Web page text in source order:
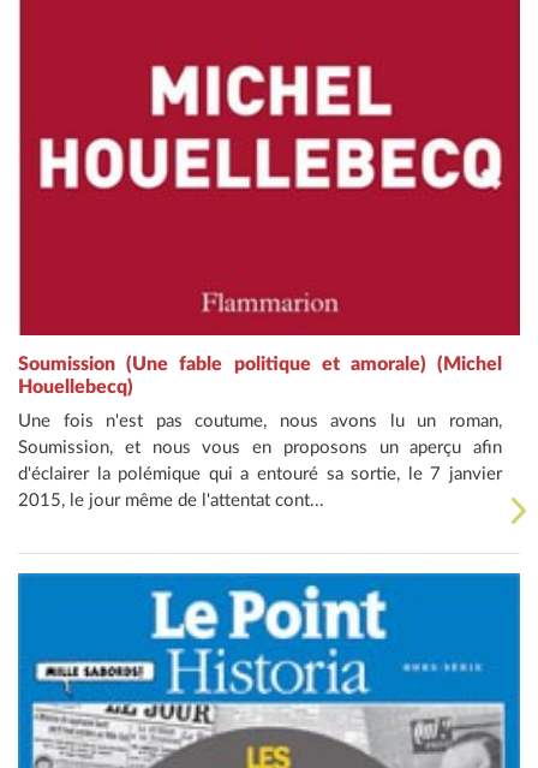
Soumission (Une fable politique et amorale) (Michel
Houellebecq)
Une fois n'est pas coutume, nous avons lu un roman,
Soumission, et nous vous en proposons un aperçu afin
d'éclairer la polémique qui a entouré sa sortie, le 7 janvier
2015, le jour même de l'attentat cont...